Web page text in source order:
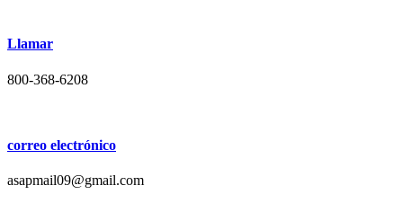
Llamar
800-368-6208
correo electrónico
asapmail09@gmail.com